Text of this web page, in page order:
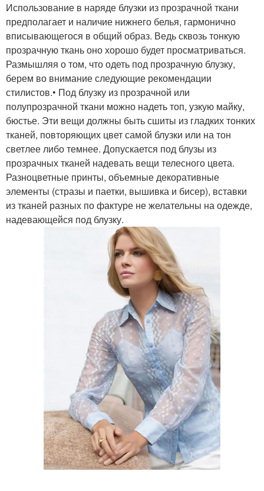
Использование в наряде блузки из прозрачной ткани
предполагает и наличие нижнего белья, гармонично
вписывающегося в общий образ. Ведь сквозь тонкую
прозрачную ткань оно хорошо будет просматриваться.
Размышляя о том, что одеть под прозрачную блузку,
берем во внимание следующие рекомендации
стилистов.• Под блузку из прозрачной или
полупрозрачной ткани можно надеть топ, узкую майку,
бюстье. Эти вещи должны быть сшиты из гладких тонких
тканей, повторяющих цвет самой блузки или на тон
светлее либо темнее. Допускается под блузы из
прозрачных тканей надевать вещи телесного цвета.
Разноцветные принты, объемные декоративные
элементы (стразы и паетки, вышивка и бисер), вставки
из тканей разных по фактуре не желательны на одежде,
надевающейся под блузку.